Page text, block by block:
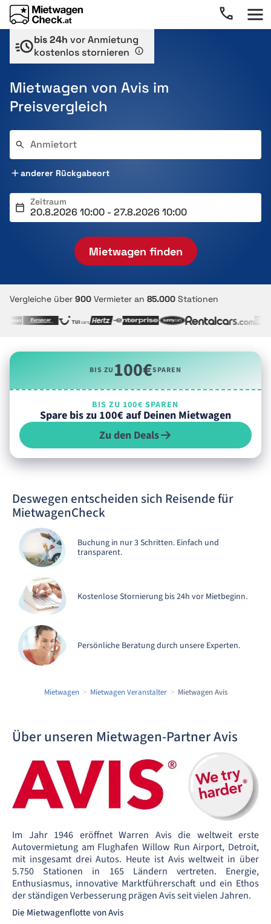
bis 24h vor Anmietung
kostenlos stornieren
Mietwagen von Avis im
Preisvergleich
Anmietort
anderer Rückgabeort
Zeitraum
Mietwagen finden
Vergleiche über 900 Vermieter an 85.000 Stationen
BIS ZU100€SPAREN
BIS ZU 100€ SPAREN
Spare bis zu 100€ auf Deinen Mietwagen
Zu den Deals
Deswegen entscheiden sich Reisende für
MietwagenCheck
Buchung in nur 3 Schritten. Einfach und
transparent.
Kostenlose Stornierung bis 24h vor Mietbeginn.
Persönliche Beratung durch unsere Experten.
Mietwagen Mietwagen Veranstalter Mietwagen Avis
Über unseren Mietwagen-Partner Avis
Im Jahr 1946 eröffnet Warren Avis die weltweit erste
Autovermietung am Flughafen Willow Run Airport, Detroit,
mit insgesamt drei Autos. Heute ist Avis weltweit in über
5.750 Stationen in 165 Ländern vertreten. Energie,
Enthusiasmus, innovative Marktführerschaft und ein Ethos
der ständigen Verbesserung prägen Avis seit vielen Jahren.
Die Mietwagenflotte von Avis